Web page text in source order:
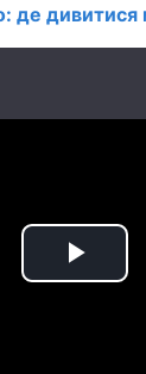
де дивитися
Play